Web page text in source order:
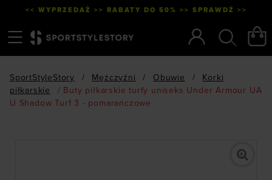
<< WYPRZEDAŻ >> RABATY DO 50% >> SPRAWDŹ >>
SportStyleStory / Mężczyźni / Obuwie /
Korki
piłkarskie
/ Buty piłkarskie turfy uniseks Under Armour UA
U Shadow Turf 3 - pomarańczowe